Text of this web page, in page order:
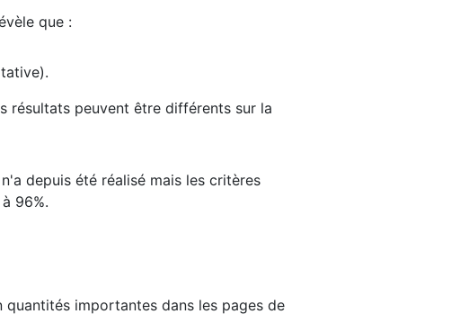
que :
résultats peuvent être différents sur la
depuis été réalisé mais les critères
96%.
importantes dans les pages de